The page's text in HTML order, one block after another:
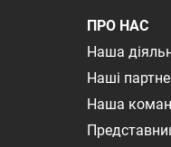
ПРО НАС
Наша
Наші
Наша